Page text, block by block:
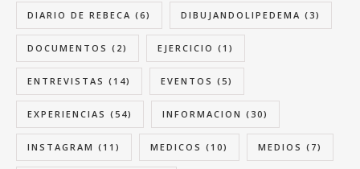
DIARIO DE REBECA (6) DIBUJANDOLIPEDEMA (3)
DOCUMENTOS (2) EJERCICIO (1)
ENTREVISTAS (14) EVENTOS (5)
EXPERIENCIAS (54) INFORMACION (30)
INSTAGRAM (11) MEDICOS (10) MEDIOS (7)